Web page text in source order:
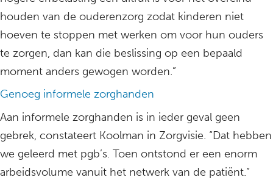
houden van de ouderenzorg zodat kinderen niet
hoeven te stoppen met werken om voor hun ouders
te zorgen, dan kan die beslissing op een bepaald
moment anders gewogen worden.”
Genoeg informele zorghanden
Aan informele zorghanden is in ieder geval geen
gebrek, constateert Koolman in Zorgvisie. “Dat hebben
we geleerd met pgb’s. Toen ontstond er een enorm
arbeidsvolume vanuit het netwerk van de patiënt.”